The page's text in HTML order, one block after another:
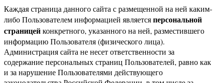
Каждая страница данного сайта с размещенной на ней каким-
либо Пользователем информацией являетсяперсональной
страницейконкретного, указанного на ней, разместившего
информацию Пользователя (физического лица).
Администрация сайта не несет ответственности за
содержание персональных страниц Пользователей, равно как
и за нарушение Пользователями действующего